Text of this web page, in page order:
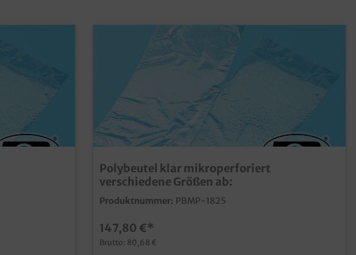
Polybeutel klar mikroperforiert
verschiedene Größen ab:
Produktnummer: PBMP-1825
147,80 €*
Brutto: 80,68 €